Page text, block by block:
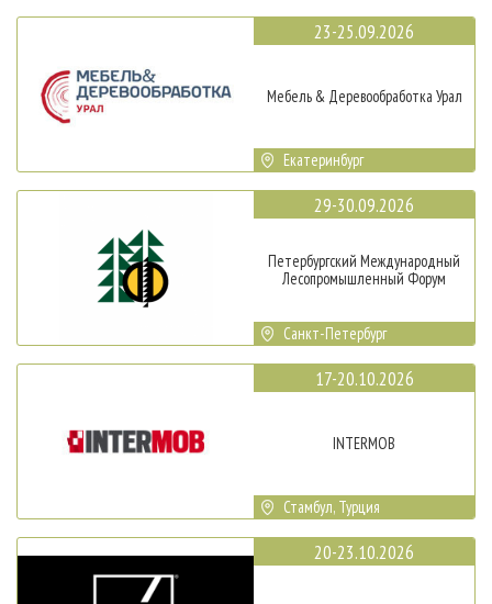
23-25.09.2026
Мебель & Деревообработка Урал
Екатеринбург
29-30.09.2026
Петербургский Международный
Лесопромышленный Форум
Санкт-Петербург
17-20.10.2026
INTERMOB
Стамбул, Турция
20-23.10.2026